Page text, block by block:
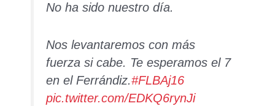
No ha sido nuestro día.
Nos levantaremos con más
fuerza si cabe. Te esperamos el 7
en el Ferrándiz.#FLBAj16
pic.twitter.com/EDKQ6rynJi